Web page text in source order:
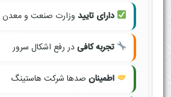
دارای تایید وزارت صنعت و معدن
تجربه کافیدر رفع اشکال سرور
اطمینان صدها شرکت هاستینگ